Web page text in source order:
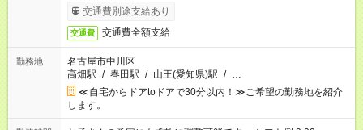
交通費別途支給あり
交通費 交通費全額支給
勤務地
名古屋市中川区
高畑駅 / 春田駅 / 山王(愛知県)駅 / …
≪自宅からドアtoドアで30分以内！≫ご希望の勤務地を紹介
します。